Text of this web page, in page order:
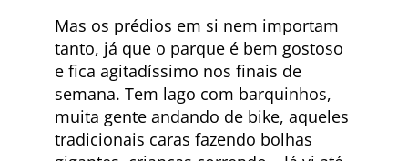
Mas os prédios em si nem importam
tanto, já que o parque é bem gostoso
e fica agitadíssimo nos finais de
semana. Tem lago com barquinhos,
muita gente andando de bike, aqueles
tradicionais caras fazendo bolhas